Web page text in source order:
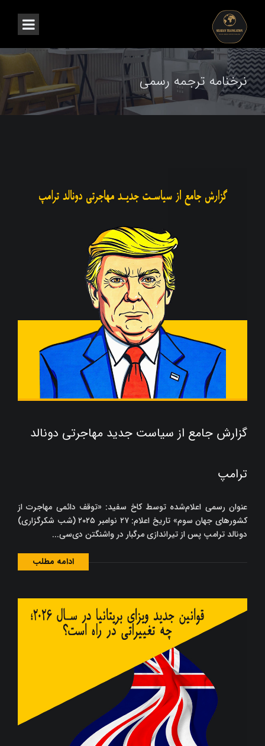
نرخنامه ترجمه رسمی
گزارش جامع از سیاست جدید مهاجرتی دونالد
ترامپ
عنوان رسمی اعلام‌شده توسط کاخ سفید: «توقف دائمی مهاجرت از
کشورهای جهان سوم» تاریخ اعلام: ۲۷ نوامبر ۲۰۲۵ (شب شکرگزاری)
دونالد ترامپ پس از تیراندازی مرگبار در واشنگتن دی‌سی...
ادامه مطلب